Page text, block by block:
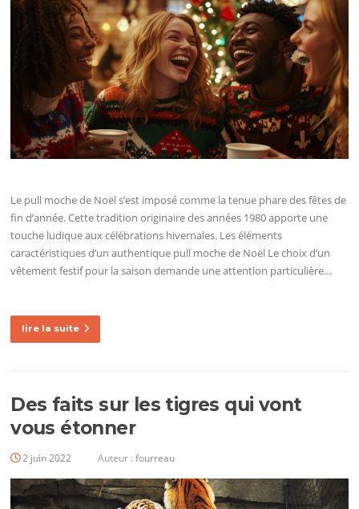
Le pull moche de Noël s’est imposé comme la tenue phare des fêtes de
fin d’année. Cette tradition originaire des années 1980 apporte une
touche ludique aux célébrations hivernales. Les éléments
caractéristiques d’un authentique pull moche de Noël Le choix d’un
vêtement festif pour la saison demande une attention particulière…
lire la suite
Des faits sur les tigres qui vont
vous étonner
2 juin 2022 Auteur :fourreau